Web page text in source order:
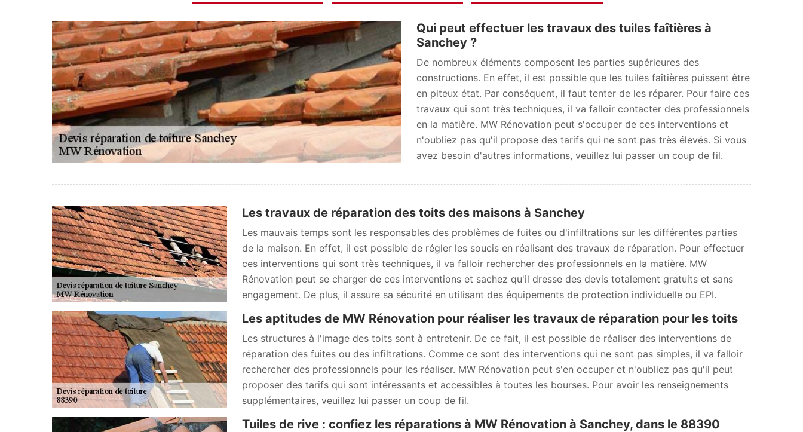
Qui peut effectuer les travaux des tuiles faîtières à
Sanchey ?
De nombreux éléments composent les parties supérieures des
constructions. En effet, il est possible que les tuiles faîtières puissent être
en piteux état. Par conséquent, il faut tenter de les réparer. Pour faire ces
travaux qui sont très techniques, il va falloir contacter des professionnels
en la matière. MW Rénovation peut s'occuper de ces interventions et
n'oubliez pas qu'il propose des tarifs qui ne sont pas très élevés. Si vous
avez besoin d'autres informations, veuillez lui passer un coup de fil.
Les travaux de réparation des toits des maisons à Sanchey
Les mauvais temps sont les responsables des problèmes de fuites ou d'infiltrations sur les différentes parties
de la maison. En effet, il est possible de régler les soucis en réalisant des travaux de réparation. Pour effectuer
ces interventions qui sont très techniques, il va falloir rechercher des professionnels en la matière. MW
Rénovation peut se charger de ces interventions et sachez qu'il dresse des devis totalement gratuits et sans
engagement. De plus, il assure sa sécurité en utilisant des équipements de protection individuelle ou EPI.
Les aptitudes de MW Rénovation pour réaliser les travaux de réparation pour les toits
Les structures à l'image des toits sont à entretenir. De ce fait, il est possible de réaliser des interventions de
réparation des fuites ou des infiltrations. Comme ce sont des interventions qui ne sont pas simples, il va falloir
rechercher des professionnels pour les réaliser. MW Rénovation peut s'en occuper et n'oubliez pas qu'il peut
proposer des tarifs qui sont intéressants et accessibles à toutes les bourses. Pour avoir les renseignements
supplémentaires, veuillez lui passer un coup de fil.
Tuiles de rive : confiez les réparations à MW Rénovation à Sanchey, dans le 88390